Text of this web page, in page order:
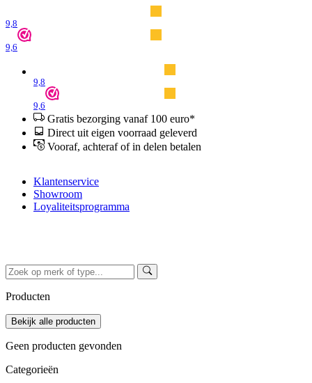
9,8
9,6
9,8
9,6
Gratis bezorging vanaf 100 euro*
Direct uit eigen voorraad geleverd
Vooraf, achteraf of in delen betalen
Klantenservice
Showroom
Loyaliteitsprogramma
Producten
Geen producten gevonden
Categorieën